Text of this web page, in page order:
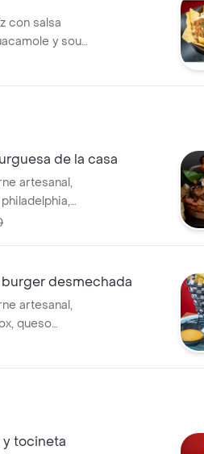
con salsa
y sour
de la casa
artesanal,
salsa
desmechada
artesanal,
queso
y papas a
y tocineta